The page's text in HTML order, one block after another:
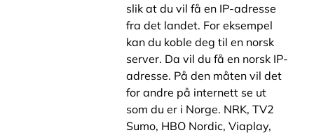
slik at du vil få en IP-adresse
fra det landet. For eksempel
kan du koble deg til en norsk
server. Da vil du få en norsk IP-
adresse. På den måten vil det
for andre på internett se ut
som du er i Norge. NRK, TV2
Sumo, HBO Nordic, Viaplay,